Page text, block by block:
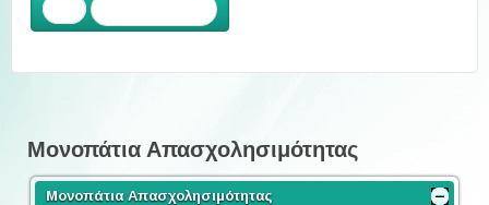
Μονοπάτια Απασχολησιμότητας
Μονοπάτια Απασχολησιμότητας